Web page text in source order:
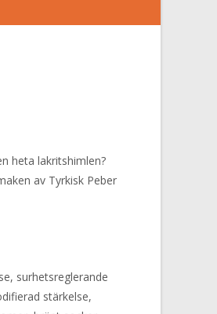
heta lakritshimlen?
av Tyrkisk Peber
surhetsreglerande
stärkelse,